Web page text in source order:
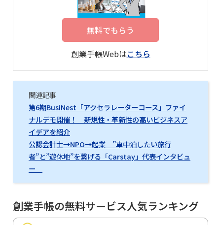
無料でもらう
創業手帳Webはこちら
関連記事
第6期BusiNest「アクセラレーターコース」ファイ
ナルデモ開催！ 新規性・革新性の高いビジネスア
イデアを紹介
公認会計士→NPO→起業 ”車中泊したい旅行
者”と”遊休地”を繋げる「Carstay」代表インタビュ
ー
創業手帳の無料サービス人気ランキング